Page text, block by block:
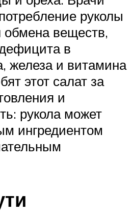
руколы
веществ,
в
железа и витамина
этот салат за
и
рукола может
ингредиентом